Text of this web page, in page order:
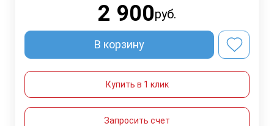
2 900руб.
В корзину
Купить в 1 клик
Запросить счет